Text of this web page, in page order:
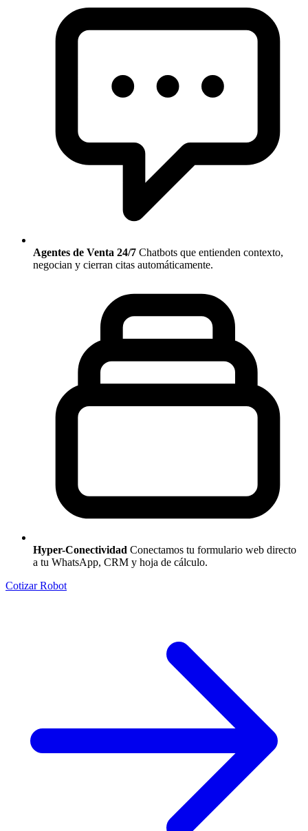
Agentes de Venta 24/7 Chatbots que entienden contexto,
negocian y cierran citas automáticamente.
Hyper-Conectividad Conectamos tu formulario web directo
a tu WhatsApp, CRM y hoja de cálculo.
Cotizar Robot